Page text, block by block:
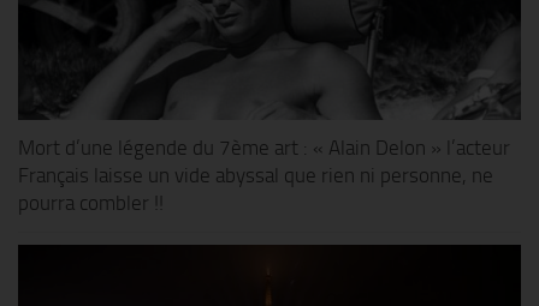
Mort d’une légende du 7ème art : « Alain Delon » l’acteur
Français laisse un vide abyssal que rien ni personne, ne
pourra combler !!